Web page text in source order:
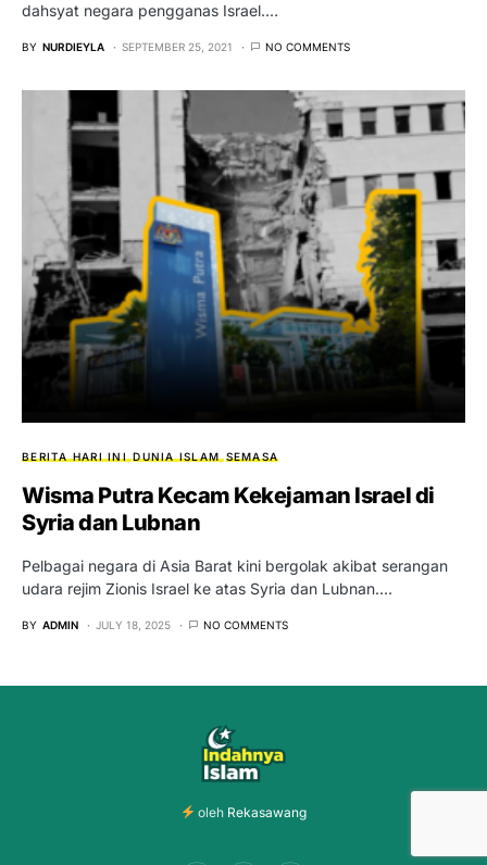
dahsyat negara pengganas Israel.…
BY NURDIEYLA SEPTEMBER 25, 2021 NO COMMENTS
BERITA HARI INI DUNIA ISLAM SEMASA
Wisma Putra Kecam Kekejaman Israel di
Syria dan Lubnan
Pelbagai negara di Asia Barat kini bergolak akibat serangan
udara rejim Zionis Israel ke atas Syria dan Lubnan.…
BY ADMIN JULY 18, 2025 NO COMMENTS
oleh Rekasawang